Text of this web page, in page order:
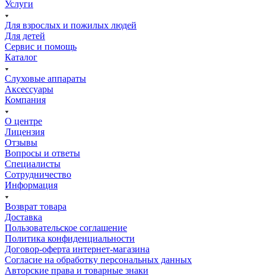
Услуги
Для взрослых и пожилых людей
Для детей
Сервис и помощь
Каталог
Слуховые аппараты
Аксессуары
Компания
О центре
Лицензия
Отзывы
Вопросы и ответы
Специалисты
Сотрудничество
Информация
Возврат товара
Доставка
Пользовательское соглашение
Политика конфиденциальности
Договор-оферта интернет-магазина
Согласие на обработку персональных данных
Авторские права и товарные знаки